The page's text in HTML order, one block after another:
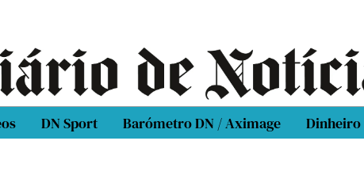
DN Sport Barómetro DN / Aximage Dinheiro